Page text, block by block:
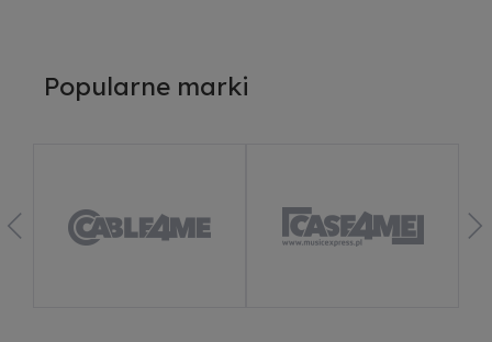
Popularne marki